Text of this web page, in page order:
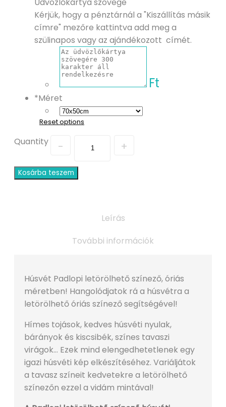
Kérjük, hogy a pénztárnál a "Kiszállítás másik
címre" mezőre kattintva add meg a
szülinapos vagy az ajándékozott címét.
Ft
*Méret
Reset options
Quantity
Kosárba teszem
Leírás
További információk
Húsvét Padlopi letörölhető színező, óriás
méretben! Hangolódjatok rá a húsvétra a
letörölhető óriás színező segítségével!
Hímes tojások, kedves húsvéti nyulak,
bárányok és kiscsibék, színes tavaszi
virágok… Ezek mind elengedhetetlenek egy
igazi húsvéti kép elkészítéséhez. Variáljátok
a tavasz színeit kedvetekre a letörölhető
színezőn ezzel a vidám mintával!